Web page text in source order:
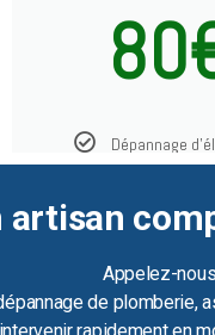
Dépannage
artisan
Appelez-
de